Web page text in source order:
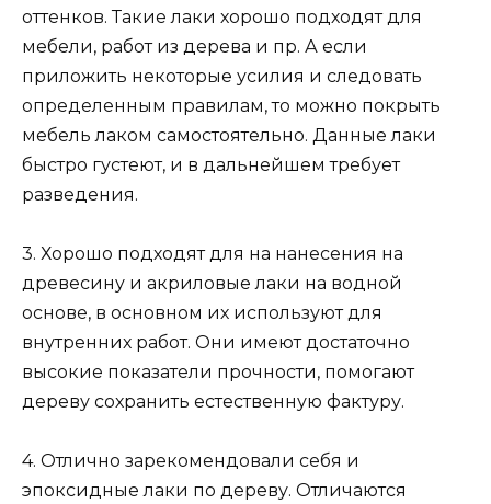
оттенков. Такие лаки хорошо подходят для
мебели, работ из дерева и пр. А если
приложить некоторые усилия и следовать
определенным правилам, то можно покрыть
мебель лаком самостоятельно. Данные лаки
быстро густеют, и в дальнейшем требует
разведения.
3. Хорошо подходят для на нанесения на
древесину и акриловые лаки на водной
основе, в основном их используют для
внутренних работ. Они имеют достаточно
высокие показатели прочности, помогают
дереву сохранить естественную фактуру.
4. Отлично зарекомендовали себя и
эпоксидные лаки по дереву. Отличаются